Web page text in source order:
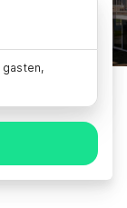
gasten,